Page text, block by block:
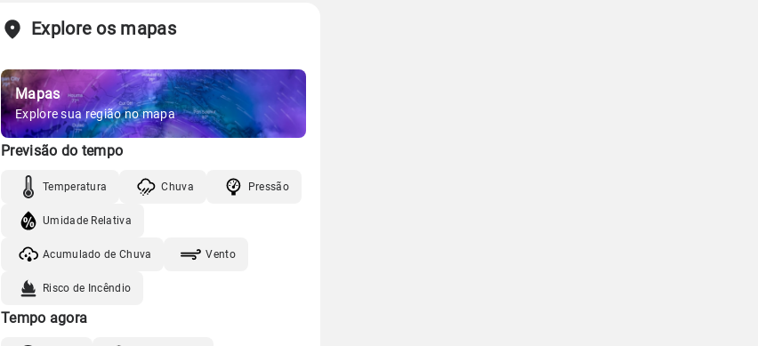
Explore os mapas
Mapas
Explore sua região no mapa
Previsão do tempo
Temperatura Chuva Pressão
Umidade Relativa
Acumulado de Chuva Vento
Risco de Incêndio
Tempo agora